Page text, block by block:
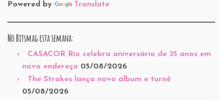
Powered by Translate
No Bitsmag esta semana:
CASACOR Rio celebra aniversário de 35 anos em
novo endereço 05/08/2026
The Strokes lança novo álbum e turnê
05/08/2026